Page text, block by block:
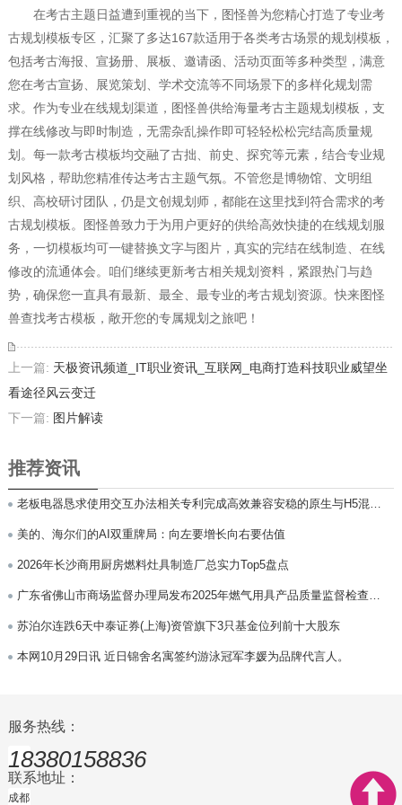
在考古主题日益遭到重视的当下，图怪兽为您精心打造了专业考
古规划模板专区，汇聚了多达167款适用于各类考古场景的规划模板，
包括考古海报、宣扬册、展板、邀请函、活动页面等多种类型，满意
您在考古宣扬、展览策划、学术交流等不同场景下的多样化规划需
求。作为专业在线规划渠道，图怪兽供给海量考古主题规划模板，支
撑在线修改与即时制造，无需杂乱操作即可轻轻松松完结高质量规
划。每一款考古模板均交融了古拙、前史、探究等元素，结合专业规
划风格，帮助您精准传达考古主题气氛。不管您是博物馆、文明组
织、高校研讨团队，仍是文创规划师，都能在这里找到符合需求的考
古规划模板。图怪兽致力于为用户更好的供给高效快捷的在线规划服
务，一切模板均可一键替换文字与图片，真实的完结在线制造、在线
修改的流通体会。咱们继续更新考古相关规划资料，紧跟热门与趋
势，确保您一直具有最新、最全、最专业的考古规划资源。快来图怪
兽查找考古模板，敞开您的专属规划之旅吧！
上一篇: 天极资讯频道_IT职业资讯_互联网_电商打造科技职业威望坐
看途径风云变迁
下一篇: 图片解读
推荐资讯
老板电器恳求使用交互办法相关专利完成高效兼容安稳的原生与H5混合
美的、海尔们的AI双重牌局：向左要增长向右要估值
2026年长沙商用厨房燃料灶具制造厂总实力Top5盘点
广东省佛山市商场监督办理局发布2025年燃气用具产品质量监督检查急
苏泊尔连跌6天中泰证券(上海)资管旗下3只基金位列前十大股东
本网10月29日讯 近日锦舍名寓签约游泳冠军李媛为品牌代言人。
服务热线：
18380158836
联系地址：
成都